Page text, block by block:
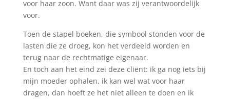
voor haar zoon. Want daar was zij verantwoordelijk
voor.
Toen de stapel boeken, die symbool stonden voor de
lasten die ze droeg, kon het verdeeld worden en
terug naar de rechtmatige eigenaar.
En toch aan het eind zei deze cliënt: ik ga nog iets bij
mijn moeder ophalen, ik kan wel wat voor haar
dragen, dan hoeft ze het niet alleen te doen en ik